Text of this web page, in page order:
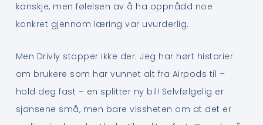
kanskje, men følelsen av å ha oppnådd noe
konkret gjennom læring var uvurderlig.
Men Drivly stopper ikke der. Jeg har hørt historier
om brukere som har vunnet alt fra Airpods til –
hold deg fast – en splitter ny bil! Selvfølgelig er
sjansene små, men bare vissheten om at det er